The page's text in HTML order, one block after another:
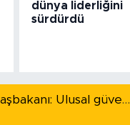
dünya liderliğini
sürdürdü
İtalya Başbakanı: Ulusal güvenliği korumak için İspanya ile Schengen kapsamındaki serbest dolaşımı askıya alıyoruz